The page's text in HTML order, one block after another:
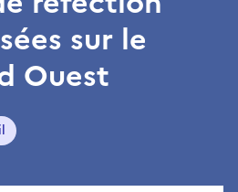
sur le
Ouest